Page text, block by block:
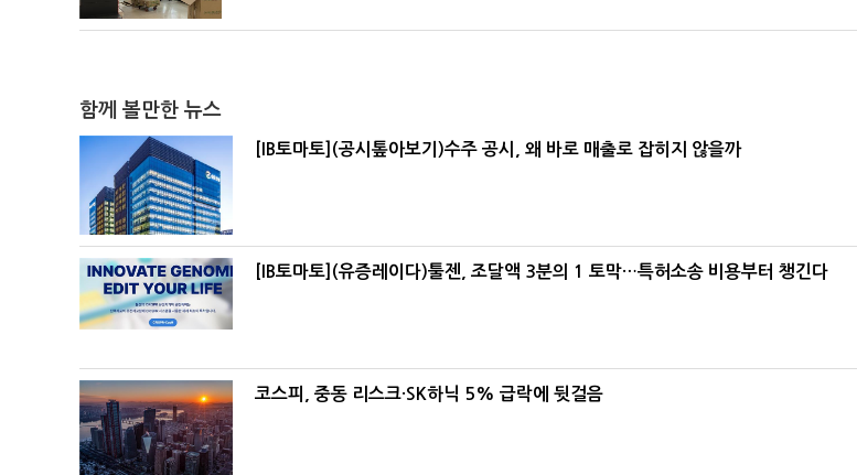
함께 볼만한 뉴스
[IB토마토](공시톺아보기)수주 공시, 왜 바로 매출로 잡히지 않을까
[IB토마토](유증레이다)툴젠, 조달액 3분의 1 토막…특허소송 비용부터 챙긴다
코스피, 중동 리스크·SK하닉 5% 급락에 뒷걸음